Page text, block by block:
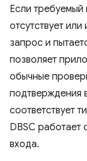
Если
отсутствует
запрос и
позволяет
обычные
подтверждения
соответствует
DBSC работает
входа.